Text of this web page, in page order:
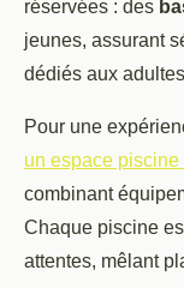
réservées : des
jeunes, assurant
dédiés aux
Pour une
un espace
combinant
Chaque piscine
attentes, mêlant